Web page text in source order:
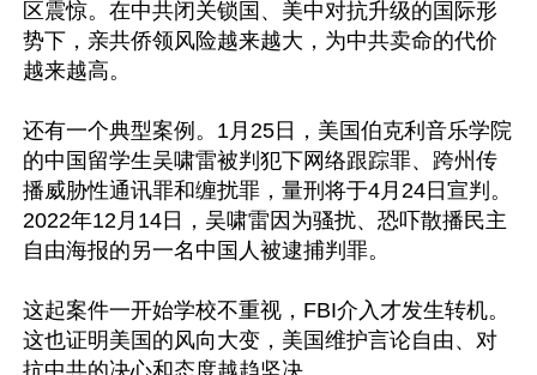
区震惊。在中共闭关锁国、美中对抗升级的国际形
势下，亲共侨领风险越来越大，为中共卖命的代价
越来越高。
还有一个典型案例。1月25日，美国伯克利音乐学院
的中国留学生吴啸雷被判犯下网络跟踪罪、跨州传
播威胁性通讯罪和缠扰罪，量刑将于4月24日宣判。
2022年12月14日，吴啸雷因为骚扰、恐吓散播民主
自由海报的另一名中国人被逮捕判罪。
这起案件一开始学校不重视，FBI介入才发生转机。
这也证明美国的风向大变，美国维护言论自由、对
抗中共的决心和态度越趋坚决。